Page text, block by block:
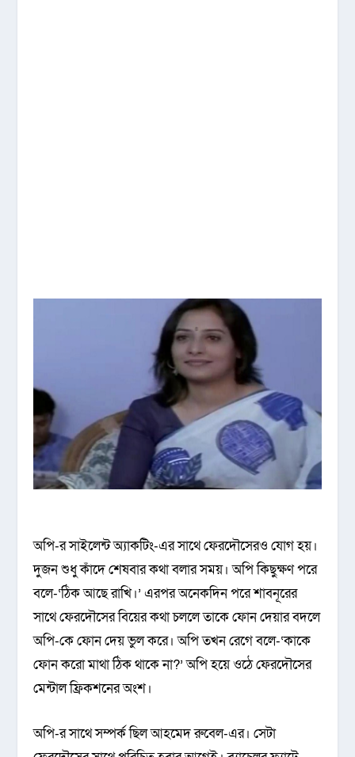
অপি-র সাইলেন্ট অ্যাকটিং-এর সাথে ফেরদৌসেরও যোগ হয়।
দুজন শুধু কাঁদে শেষবার কথা বলার সময়। অপি কিছুক্ষণ পরে
বলে-‘ঠিক আছে রাখি।’ এরপর অনেকদিন পরে শাবনূরের
সাথে ফেরদৌসের বিয়ের কথা চললে তাকে ফোন দেয়ার বদলে
অপি-কে ফোন দেয় ভুল করে। অপি তখন রেগে বলে-‘কাকে
ফোন করো মাথা ঠিক থাকে না?’ অপি হয়ে ওঠে ফেরদৌসের
মেন্টাল ফ্রিকশনের অংশ।
অপি-র সাথে সম্পর্ক ছিল আহমেদ রুবেল-এর। সেটা